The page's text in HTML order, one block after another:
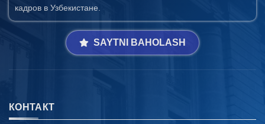
кадров в Узбекистане.
SAYTNI BAHOLASH
КОНТАКТ